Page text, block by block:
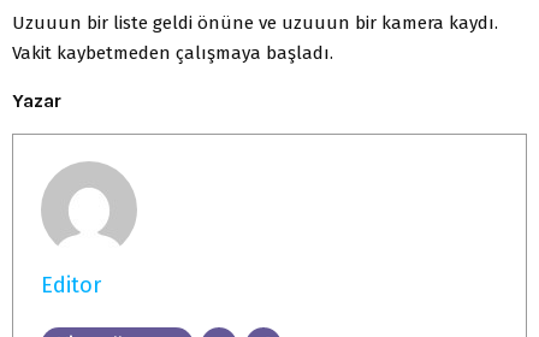
Uzuuun bir liste geldi önüne ve uzuuun bir kamera kaydı.
Vakit kaybetmeden çalışmaya başladı.
Yazar
Editor